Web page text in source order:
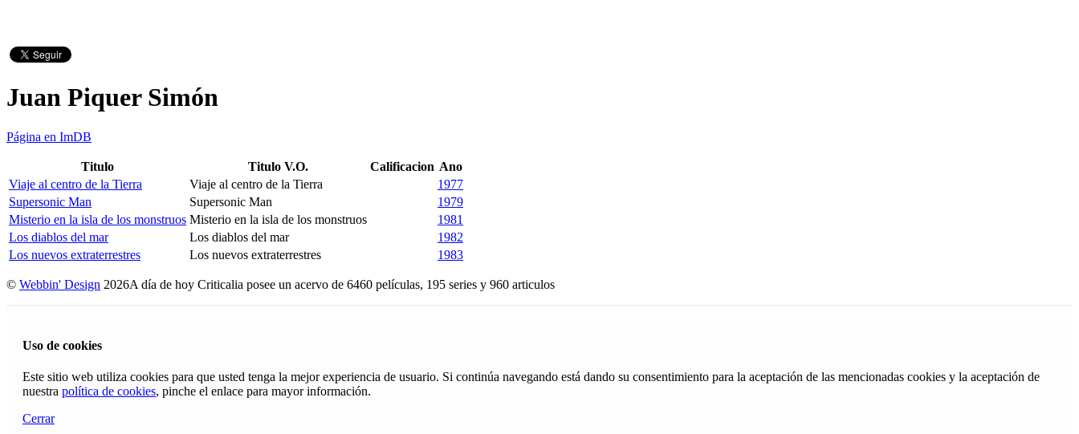
Juan Piquer Simón
Página en ImDB
Titulo Titulo V.O. Calificacion Ano
Viaje al centro de la Tierra
Viaje al centro de la Tierra
1977
Supersonic Man
Supersonic Man
1979
Misterio en la isla de los monstruos Misterio en la isla de los monstruos
1981
Los diablos del mar
Los diablos del mar
1982
Los nuevos extraterrestres
Los nuevos extraterrestres 1983
© Webbin' Design 2026A día de hoy Criticalia posee un acervo de 6460 películas, 195 series y 960 articulos
Uso de cookies
Este sitio web utiliza cookies para que usted tenga la mejor experiencia de usuario. Si continúa navegando está dando su consentimiento para la aceptación de las mencionadas cookies y la aceptación de
nuestra política de cookies, pinche el enlace para mayor información.
Cerrar